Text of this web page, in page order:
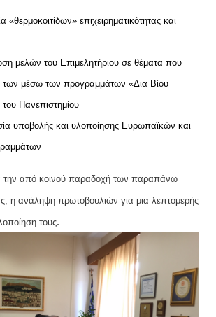
«θερμοκοιτίδων» επιχειρηματικότητας και
μελών του Επιμελητήριου σε θέματα που
των μέσω των προγραμμάτων «Δια Βίου
Πανεπιστημίου
υποβολής και υλοποίησης Ευρωπαϊκών και
την από κοινού παραδοχή των παραπάνω
η ανάληψη πρωτοβουλιών για μια λεπτομερής
τους.